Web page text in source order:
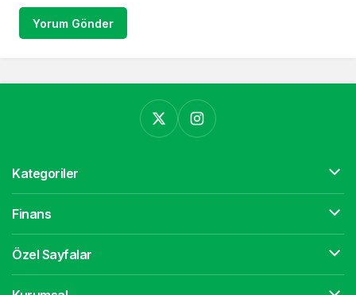
Yorum Gönder
Kategoriler
Finans
Özel Sayfalar